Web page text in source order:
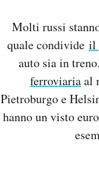
Molti russi
quale condivide il
auto sia in
ferroviariaal
Pietroburgo e
hanno un visto